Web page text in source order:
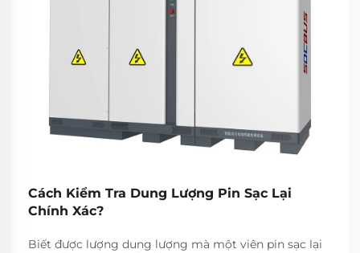
Cách Kiểm Tra Dung Lượng Pin Sạc Lại
Chính Xác?
Biết được lượng dung lượng mà một viên pin sạc lại